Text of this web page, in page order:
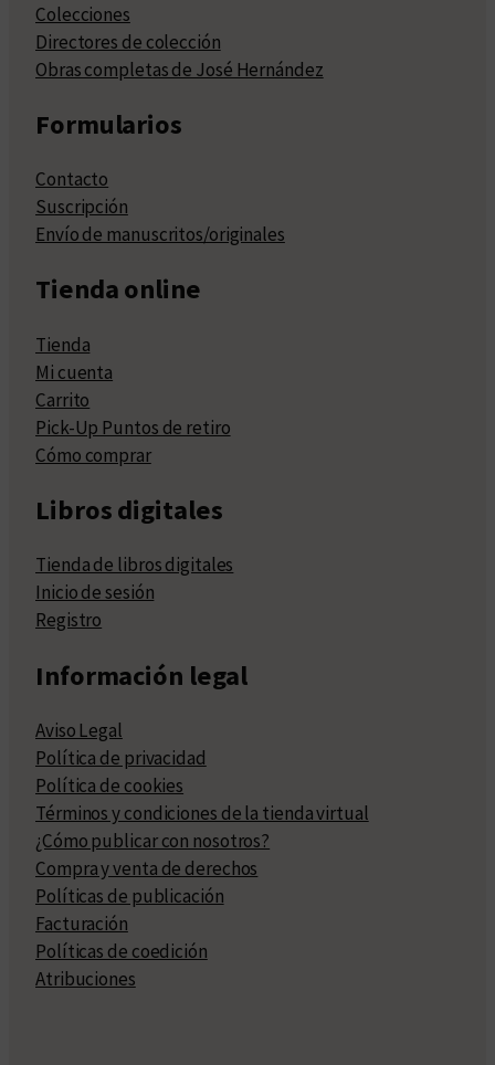
Colecciones
Directores de colección
Obras completas de José Hernández
Formularios
Contacto
Suscripción
Envío de manuscritos/originales
Tienda online
Tienda
Mi cuenta
Carrito
Pick-Up Puntos de retiro
Cómo comprar
Libros digitales
Tienda de libros digitales
Inicio de sesión
Registro
Información legal
Aviso Legal
Política de privacidad
Política de cookies
Términos y condiciones de la tienda virtual
¿Cómo publicar con nosotros?
Compra y venta de derechos
Políticas de publicación
Facturación
Políticas de coedición
Atribuciones